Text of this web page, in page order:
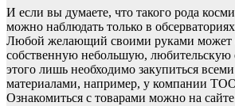
И если вы думаете, что такого рода
можно наблюдать только в
Любой желающий своими руками может
собственную небольшую, любительскую
этого лишь необходимо закупиться
материалами, например, у компании
Ознакомиться с товарами можно на